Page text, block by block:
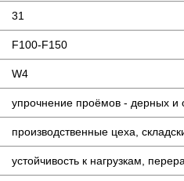
31
F100-F150
W4
упрочнение проёмов - дерных и
производственные цеха,
устойчивость к нагрузкам,